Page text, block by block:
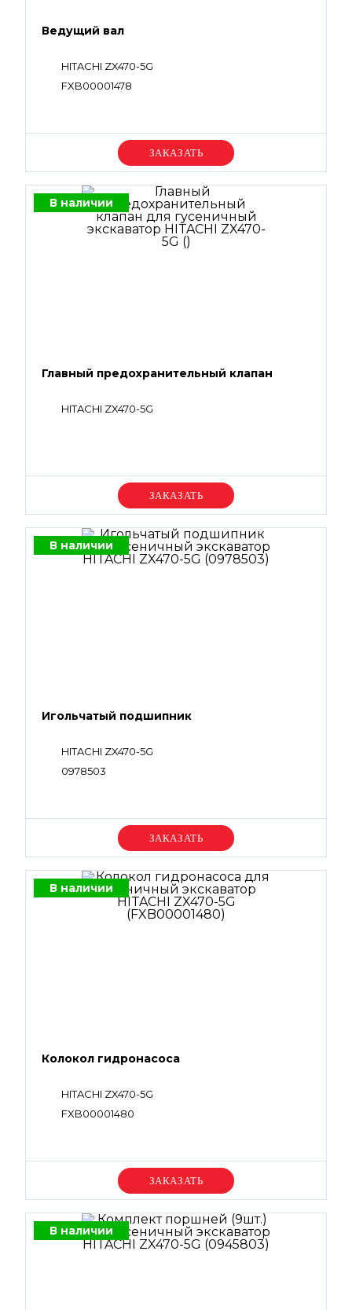
Ведущий вал
HITACHI ZX470-5G
FXB00001478
Уточняйте цену
В наличии
Главный предохранительный клапан
HITACHI ZX470-5G
Уточняйте цену
В наличии
Игольчатый подшипник
HITACHI ZX470-5G
0978503
Уточняйте цену
В наличии
Колокол гидронасоса
HITACHI ZX470-5G
FXB00001480
Уточняйте цену
В наличии